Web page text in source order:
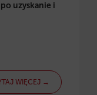
uzyskanie i
WIĘCEJ →